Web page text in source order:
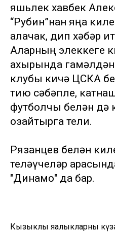
яшьлек хавбек
“Рубин”нан яңа
алачак, дип хәбәр
Аларның элеккеге
ахырында
клубы кичә ЦСКА
тию сәбәпле,
футболчы белән дә
озайтырга тели.
Рязанцев белән
теләүчеләр
"Динамо" да бар.
Кызыклы яңалыкларны